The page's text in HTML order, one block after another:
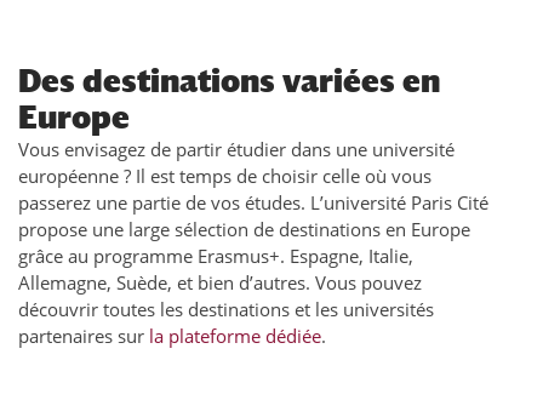
Des destinations variées en
Europe
Vous envisagez de partir étudier dans une université
européenne ? Il est temps de choisir celle où vous
passerez une partie de vos études. L’université Paris Cité
propose une large sélection de destinations en Europe
grâce au programme Erasmus+. Espagne, Italie,
Allemagne, Suède, et bien d’autres. Vous pouvez
découvrir toutes les destinations et les universités
partenaires sur la plateforme dédiée.